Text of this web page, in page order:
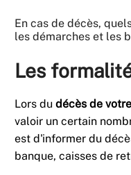
En cas de décès,
les démarches et les
Les
Lors du décès de
valoir un certain
est d'informer du
banque, caisses de